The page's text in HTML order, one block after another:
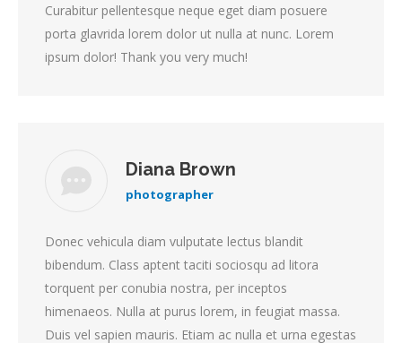
Curabitur pellentesque neque eget diam posuere
porta glavrida lorem dolor ut nulla at nunc. Lorem
ipsum dolor! Thank you very much!
Diana Brown
photographer
Donec vehicula diam vulputate lectus blandit
bibendum. Class aptent taciti sociosqu ad litora
torquent per conubia nostra, per inceptos
himenaeos. Nulla at purus lorem, in feugiat massa.
Duis vel sapien mauris. Etiam ac nulla et urna egestas